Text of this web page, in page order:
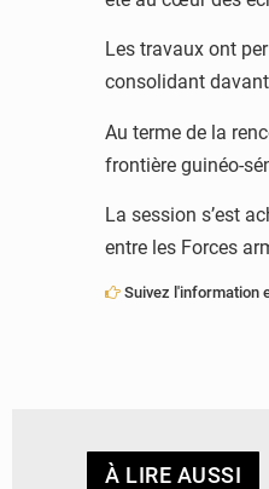
Les travaux ont
consolidant
Au terme de la
frontière guinéo-
La session s’est
entre les Forces
Suivez l'information
À LIRE AUSSI